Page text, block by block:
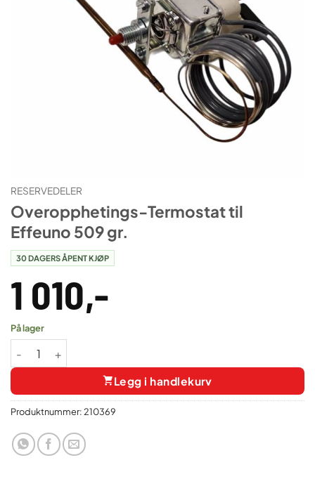
RESERVEDELER
Overopphetings-Termostat til
Effeuno 509 gr.
30 DAGERS ÅPENT KJØP
1 010,-
På lager
Legg i handlekurv
Produktnummer:210369